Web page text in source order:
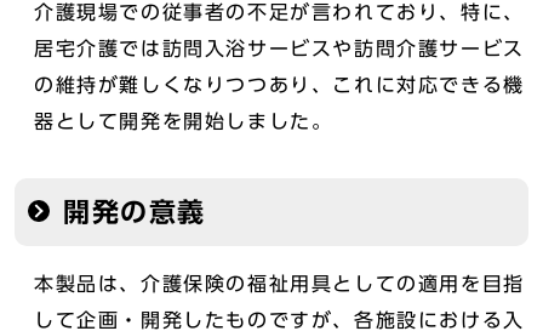
介護現場での従事者の不足が言われており、特に、
居宅介護では訪問入浴サービスや訪問介護サービス
の維持が難しくなりつつあり、これに対応できる機
器として開発を開始しました。
開発の意義
本製品は、介護保険の福祉用具としての適用を目指
して企画・開発したものですが、各施設における入